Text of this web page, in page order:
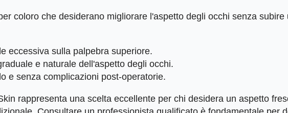
coloro che desiderano migliorare l'aspetto degli occhi senza
eccessiva sulla palpebra superiore.
e naturale dell'aspetto degli occhi.
e senza complicazioni post-operatorie.
rappresenta una scelta eccellente per chi desidera un aspetto